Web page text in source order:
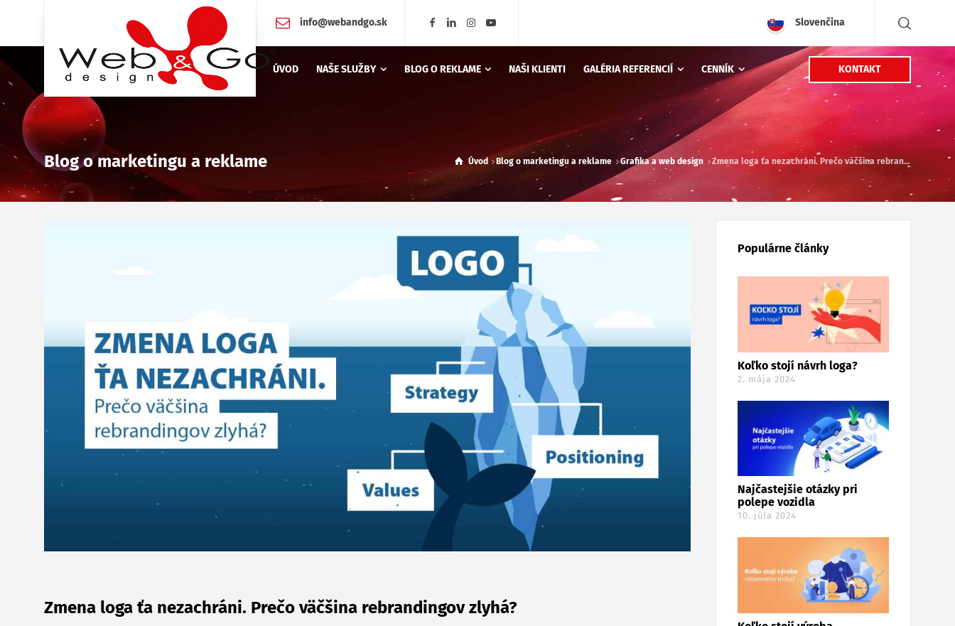
info@webandgo.sk Slovenčina
ÚVOD NAŠE SLUŽBY BLOG O REKLAME NAŠI KLIENTI GALÉRIA REFERENCIÍ CENNÍK KONTAKT
Blog o marketingu a reklame Úvod Blog o marketingu a reklame Grafika a web design Zmena loga ťa nezachráni. Prečo väčšina rebrandingov zlyhá?
Zmena loga ťa nezachráni. Prečo väčšina rebrandingov zlyhá?
Populárne články
Koľko stojí návrh loga?
2. mája 2024
Najčastejšie otázky pri
polepe vozidla
10. júla 2024